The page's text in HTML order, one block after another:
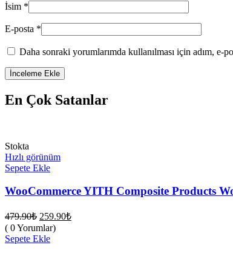
İsim *
E-posta *
Daha sonraki yorumlarımda kullanılması için adım, e-
En Çok Satanlar
Stokta
Hızlı görünüm
Sepete Ekle
WooCommerce YITH Composite Products
479.90₺ Orijinal
fiyat:
479.90₺.
259.90₺Şu
( 0 Yorumlar)
Sepete Ekle